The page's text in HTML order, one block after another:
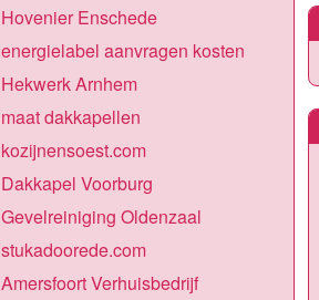
Hovenier Enschede
energielabel aanvragen kosten
Hekwerk Arnhem
maat dakkapellen
kozijnensoest.com
Dakkapel Voorburg
Gevelreiniging Oldenzaal
stukadoorede.com
Amersfoort Verhuisbedrijf